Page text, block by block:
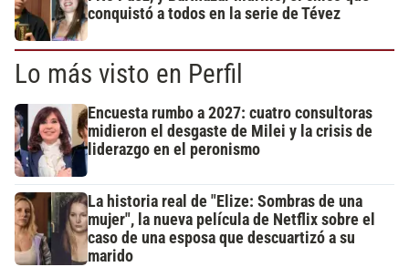
conquistó a todos en la serie de Tévez
Lo más visto en Perfil
Encuesta rumbo a 2027: cuatro consultoras
midieron el desgaste de Milei y la crisis de
liderazgo en el peronismo
La historia real de "Elize: Sombras de una
mujer", la nueva película de Netflix sobre el
caso de una esposa que descuartizó a su
marido